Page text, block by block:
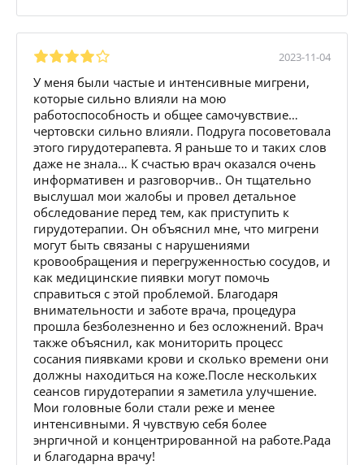
2023-11-04
У меня были частые и интенсивные мигрени,
которые сильно влияли на мою
работоспособность и общее самочувствие…
чертовски сильно влияли. Подруга посоветовала
этого гирудотерапевта. Я раньше то и таких слов
даже не знала… К счастью врач оказался очень
информативен и разговорчив.. Он тщательно
выслушал мои жалобы и провел детальное
обследование перед тем, как приступить к
гирудотерапии. Он объяснил мне, что мигрени
могут быть связаны с нарушениями
кровообращения и перегруженностью сосудов, и
как медицинские пиявки могут помочь
справиться с этой проблемой. Благодаря
внимательности и заботе врача, процедура
прошла безболезненно и без осложнений. Врач
также объяснил, как мониторить процесс
сосания пиявками крови и сколько времени они
должны находиться на коже.После нескольких
сеансов гирудотерапии я заметила улучшение.
Мои головные боли стали реже и менее
интенсивными. Я чувствую себя более
энргичной и концентрированной на работе.Рада
и благодарна врачу!